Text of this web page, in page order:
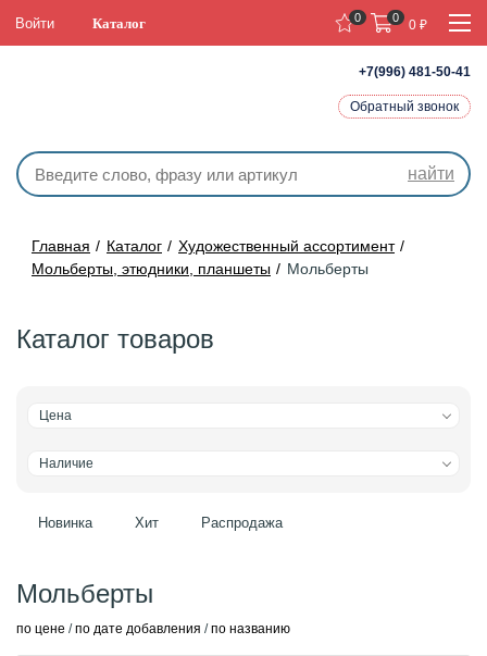
+7(996) 481-50-41
Обратный звонок
Войти Каталог
найти
0 0
0 ₽
Главная Каталог
Художественный ассортимент
Мольберты, этюдники, планшеты
Мольберты
Каталог товаров
Цена
Наличие
Новинка Хит Распродажа
Мольберты
по цене /по дате добавления /по названию